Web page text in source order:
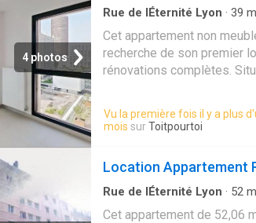
4 photos
Rue de lÉternité Lyon · 39
Cet appartement non
recherche de son premier
rénovations complètes.
Vu la première fois il y a plus
mois surToitpourtoi
Location Appartement
Rue de lÉternité Lyon · 52
Cet appartement de 52,06